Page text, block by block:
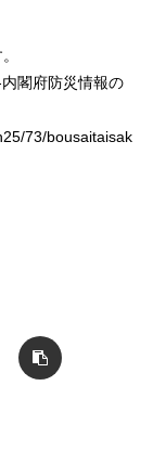
閣府防災情報の
73/bousaitaisak